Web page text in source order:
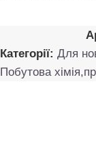
Категорії: Для
Побутова